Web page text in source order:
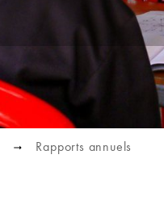
Rapports annuels